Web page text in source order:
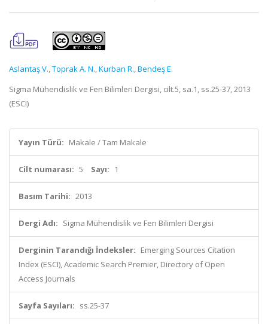
Aslantaş V.,Toprak A. N.,Kurban R.,Bendeş E.
Sigma Mühendislik ve Fen Bilimleri Dergisi, cilt.5, sa.1, ss.25-37, 2013
(ESCI)
Yayın Türü: Makale / Tam Makale
Cilt numarası: 5 Sayı: 1
Basım Tarihi: 2013
Dergi Adı: Sigma Mühendislik ve Fen Bilimleri Dergisi
Derginin Tarandığı İndeksler: Emerging Sources Citation
Index (ESCI), Academic Search Premier, Directory of Open
Access Journals
Sayfa Sayıları: ss.25-37